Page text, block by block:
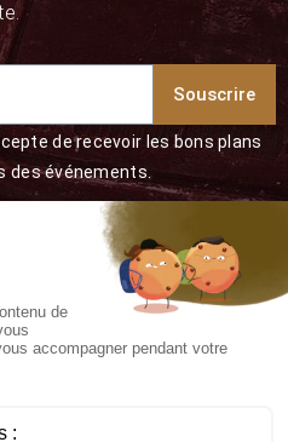
Souscrire
de recevoir les bons plans
des événements.
Générales de Vente